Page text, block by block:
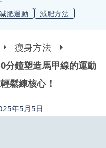
減肥運動 減肥方法
瘦身方法
分鐘塑造馬甲線的運動
鬆練核心！
年5月5日